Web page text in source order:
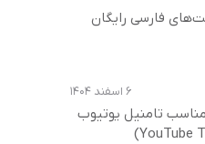
فارسی رایگان
۶ اسفند ۱۴۰۴
تامنیل یوتیوب